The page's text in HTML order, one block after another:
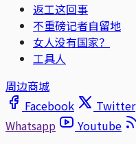
返工这回事
不重磅记者自留地
女人没有国家？
工具人
周边商城
Facebook
Twitter
Whatsapp
Youtube